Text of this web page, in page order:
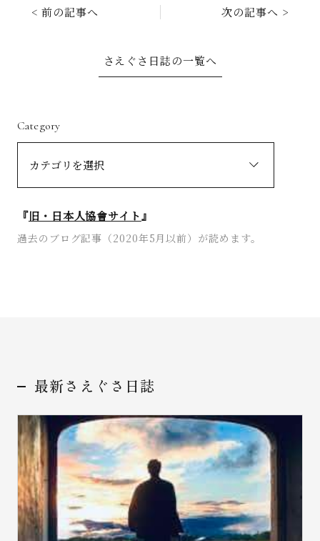
お問い合わせ
< 前の記事へ 次の記事へ >
さえぐさ日誌の一覧へ
Category
『旧・日本人協會サイト』
過去のブログ記事（2020年5月以前）が読めます。
最新さえぐさ日誌